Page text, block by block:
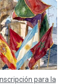
para la